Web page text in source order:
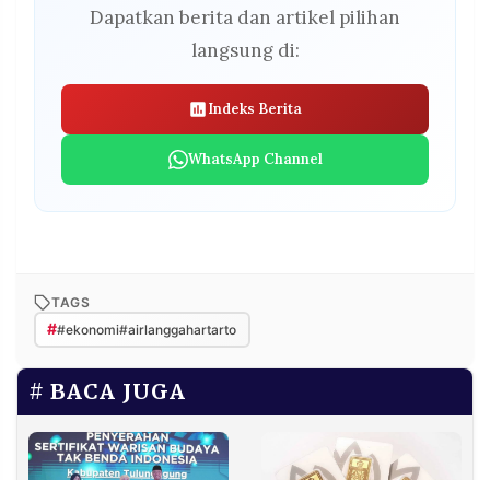
Dapatkan berita dan artikel pilihan
langsung di:
Indeks Berita
WhatsApp Channel
TAGS
##ekonomi#airlanggahartarto
BACA JUGA